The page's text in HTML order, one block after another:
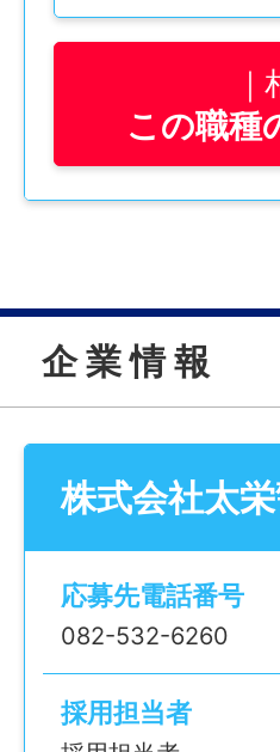
●スタッフの体調管
夏季には冷感グッ
給し、その時期に
●特別なスキルや資
未経験の方にも、
すい環境です。
ーーーーーー
【この求人のおす
●日払い・週払い
●平日で週1日〜勤
●現場が早く終わっ
ーーーーーー
この職種
企 業 情 報
株式会社太
応募先電話番号
082-532-6260
採用担当者